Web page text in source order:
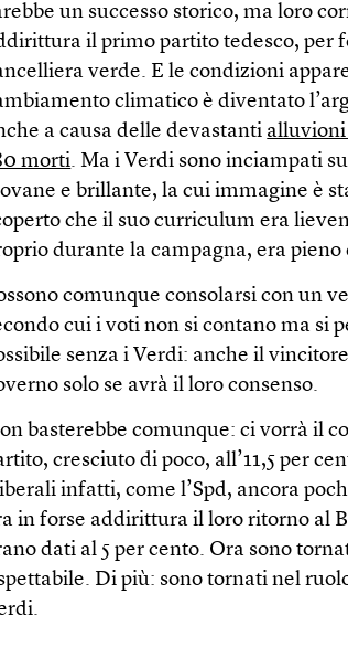
un successo storico, ma loro
il primo partito tedesco, per
verde. E le condizioni
climatico è diventato
a causa delle devastanti alluvioni
morti. Ma i Verdi sono inciampati
e brillante, la cui immagine è
che il suo curriculum era
durante la campagna, era pieno
comunque consolarsi con un
cui i voti non si contano ma si
senza i Verdi: anche il
solo se avrà il loro consenso.
basterebbe comunque: ci vorrà il
cresciuto di poco, all’11,5 per
infatti, come l’Spd, ancora
in forse addirittura il loro ritorno al
dati al 5 per cento. Ora sono
Di più: sono tornati nel